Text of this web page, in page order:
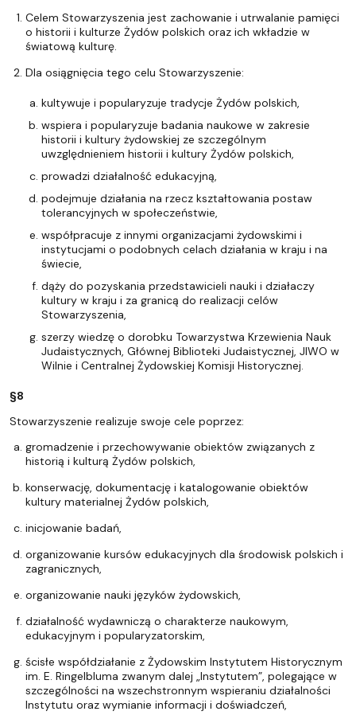
Celem Stowarzyszenia jest zachowanie i utrwalanie pamięci
o historii i kulturze Żydów polskich oraz ich wkładzie w
światową kulturę.
Dla osiągnięcia tego celu Stowarzyszenie:
kultywuje i popularyzuje tradycje Żydów polskich,
wspiera i popularyzuje badania naukowe w zakresie
historii i kultury żydowskiej ze szczególnym
uwzględnieniem historii i kultury Żydów polskich,
prowadzi działalność edukacyjną,
podejmuje działania na rzecz kształtowania postaw
tolerancyjnych w społeczeństwie,
współpracuje z innymi organizacjami żydowskimi i
instytucjami o podobnych celach działania w kraju i na
świecie,
dąży do pozyskania przedstawicieli nauki i działaczy
kultury w kraju i za granicą do realizacji celów
Stowarzyszenia,
szerzy wiedzę o dorobku Towarzystwa Krzewienia Nauk
Judaistycznych, Głównej Biblioteki Judaistycznej, JIWO w
Wilnie i Centralnej Żydowskiej Komisji Historycznej.
§8
Stowarzyszenie realizuje swoje cele poprzez:
gromadzenie i przechowywanie obiektów związanych z
historią i kulturą Żydów polskich,
konserwację, dokumentację i katalogowanie obiektów
kultury materialnej Żydów polskich,
inicjowanie badań,
organizowanie kursów edukacyjnych dla środowisk polskich i
zagranicznych,
organizowanie nauki języków żydowskich,
działalność wydawniczą o charakterze naukowym,
edukacyjnym i popularyzatorskim,
ścisłe współdziałanie z Żydowskim Instytutem Historycznym
im. E. Ringelbluma zwanym dalej „Instytutem”, polegające w
szczególności na wszechstronnym wspieraniu działalności
Instytutu oraz wymianie informacji i doświadczeń,